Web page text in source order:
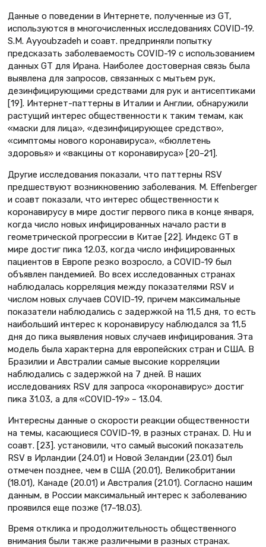
Данные о поведении в Интернете, полученные из GT,
используются в многочисленных исследованиях COVID-19.
S.M. Ayyoubzadeh и соавт. предприняли попытку
предсказать заболеваемость COVID-19 с использованием
данных GT для Ирана. Наиболее достоверная связь была
выявлена для запросов, связанных с мытьем рук,
дезинфицирующими средствами для рук и антисептиками
[19]. Интернет-паттерны в Италии и Англии, обнаружили
растущий интерес общественности к таким темам, как
«маски для лица», «дезинфицирующее средство»,
«симптомы нового коронавируса», «бюллетень
здоровья» и «вакцины от коронавируса» [20–21].
Другие исследования показали, что паттерны RSV
предшествуют возникновению заболевания. M. Effenberger
и соавт показали, что интерес общественности к
коронавирусу в мире достиг первого пика в конце января,
когда число новых инфицированных начало расти в
геометрической прогрессии в Китае [22]. Индекс GT в
мире достиг пика 12.03, когда число инфицированных
пациентов в Европе резко возросло, а COVID-19 был
объявлен пандемией. Во всех исследованных странах
наблюдалась корреляция между показателями RSV и
числом новых случаев COVID-19, причем максимальные
показатели наблюдались с задержкой на 11,5 дня, то есть
наибольший интерес к коронавирусу наблюдался за 11,5
дня до пика выявления новых случаев инфицирования. Эта
модель была характерна для европейских стран и США. В
Бразилии и Австралии самые высокие корреляции
наблюдались с задержкой на 7 дней. В наших
исследованиях RSV для запроса «коронавирус» достиг
пика 31.03, а для «COVID-19» – 13.04.
Интересны данные о скорости реакции общественности
на темы, касающиеся COVID-19, в разных странах. D. Hu и
соавт. [23]. установили, что самый высокий показатель
RSV в Ирландии (24.01) и Новой Зеландии (23.01) был
отмечен позднее, чем в США (20.01), Великобритании
(18.01), Канаде (20.01) и Австралия (21.01). Согласно нашим
данным, в России максимальный интерес к заболеванию
проявился еще позже (17–18.03).
Время отклика и продолжительность общественного
внимания были также различными в разных странах.